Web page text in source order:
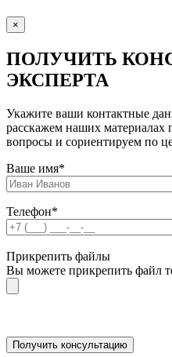
×
ПОЛУЧИТЬ
ЭКСПЕРТА
Укажите ваши контактные
расскажем наших материалах
вопросы и сориентируем по
Ваше имя*
Телефон*
Прикрепить файлы
Вы можете прикрепить файл